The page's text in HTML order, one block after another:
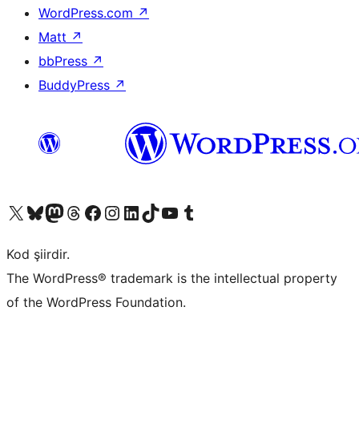
WordPress.com ↗
Matt ↗
bbPress ↗
BuddyPress ↗
X (eski Twitter) hesabımıza bakın
Bluesky hesabımızı ziyaret edinMastodon hesabımızı ziyaret edinThreads hesabımızı ziyaret edinFacebook sayfamızı ziyaret edinInstagram hesabımızı ziyaret edinLinkedIn hesabımızı ziyaret edinTikTok hesabımızı ziyaret edinYouTube kanalımızı ziyaret edinTumblr hesabımızı ziyaret edin
Kod şiirdir.
The WordPress® trademark is the intellectual property
of the WordPress Foundation.